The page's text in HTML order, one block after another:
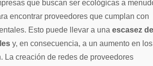
que buscan ser ecológicas a
encontrar proveedores que cumplan con
Esto puede llevar a una escasez de
y, en consecuencia, a un aumento en los
La creación de redes de proveedores